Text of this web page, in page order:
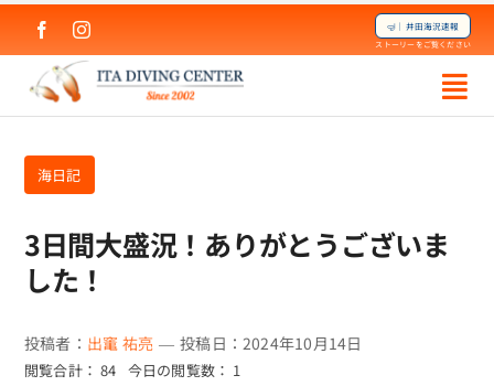
content
🤿｜井田海況速報
ストーリーをご覧ください
海日記
3日間大盛況！ありがとうございま
した！
投稿者： 出竃 祐亮 — 投稿日：2024年10月14日
閲覧合計： 84 今日の閲覧数： 1